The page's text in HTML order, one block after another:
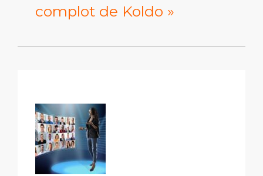
complot de Koldo »